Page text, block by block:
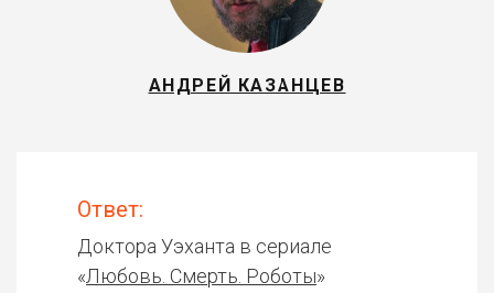
АНДРЕЙ КАЗАНЦЕВ
Ответ:
Доктора Уэханта в сериале
«Любовь. Смерть. Роботы»